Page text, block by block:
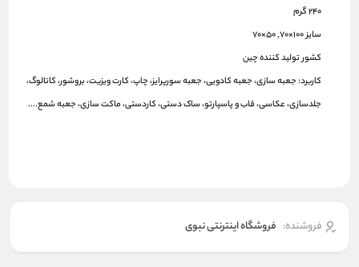
240 گرم
سایز 100×70, 50×70
کشور تولید کننده چین
کاربرد: جعبه سازی، جعبه کادویی، جعبه سورپرایز، چاپ، کارت ویزیت، بروشور، کاتالوگ،
جلدسازی، عکاسی، قاب و پاسپارتو، ساک دستی، کاردستی، ماکت سازی، جعبه شمع....
فروشنده: فروشگاه اینترنتی نبوی